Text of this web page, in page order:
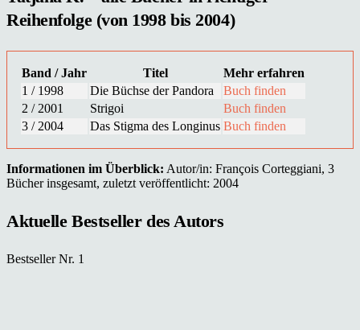
Reihenfolge (von 1998 bis 2004)
Band / Jahr Titel
Mehr erfahren
1 / 1998
Die Büchse der Pandora
Buch finden
2 / 2001
Strigoi
Buch finden
3 / 2004
Das Stigma des Longinus Buch finden
Informationen im Überblick: Autor/in: François Corteggiani, 3
Bücher insgesamt, zuletzt veröffentlicht: 2004
Aktuelle Bestseller des Autors
Bestseller Nr. 1